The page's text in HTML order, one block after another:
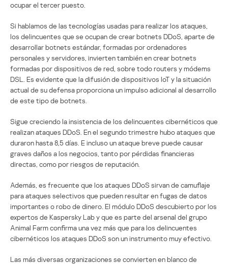
ocupar el tercer puesto.
Si hablamos de las tecnologías usadas para realizar los ataques,
los delincuentes que se ocupan de crear botnets DDoS, aparte de
desarrollar botnets estándar, formadas por ordenadores
personales y servidores, invierten también en crear botnets
formadas por dispositivos de red, sobre todo routers y módems
DSL. Es evidente que la difusión de dispositivos IoT y la situación
actual de su defensa proporciona un impulso adicional al desarrollo
de este tipo de botnets.
Sigue creciendo la insistencia de los delincuentes cibernéticos que
realizan ataques DDoS. En el segundo trimestre hubo ataques que
duraron hasta 8,5 días. E incluso un ataque breve puede causar
graves daños a los negocios, tanto por pérdidas financieras
directas, como por riesgos de reputación.
Además, es frecuente que los ataques DDoS sirvan de camuflaje
para ataques selectivos que pueden resultar en fugas de datos
importantes o robo de dinero. El módulo DDoS descubierto por los
expertos de Kaspersky Lab y que es parte del arsenal del grupo
Animal Farm confirma una vez más que para los delincuentes
cibernéticos los ataques DDoS son un instrumento muy efectivo.
Las más diversas organizaciones se convierten en blanco de